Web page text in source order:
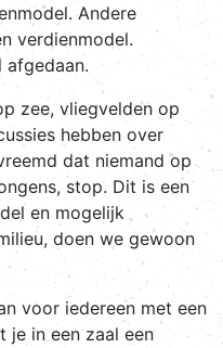
Andere
verdienmodel.
afgedaan.
zee, vliegvelden op
hebben over
dat niemand op
stop. Dit is een
en mogelijk
doen we gewoon
voor iedereen met een
je in een zaal een